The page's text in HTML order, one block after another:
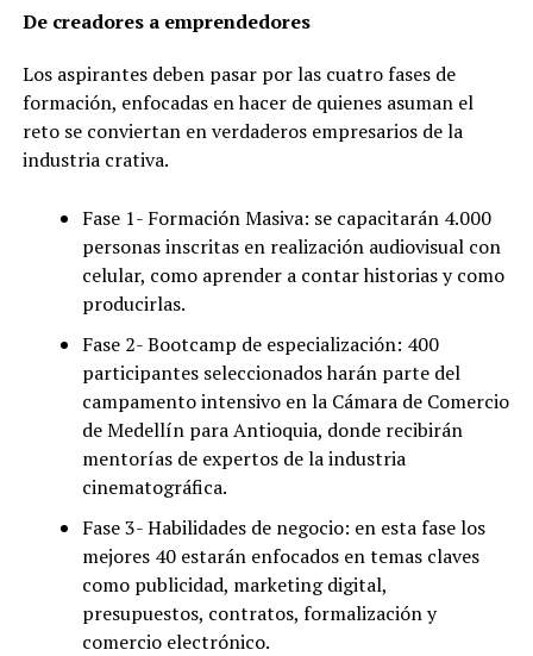
De creadores a emprendedores
Los aspirantes deben pasar por las cuatro fases de
formación, enfocadas en hacer de quienes asuman el
reto se conviertan en verdaderos empresarios de la
industria crativa.
Fase 1- Formación Masiva: se capacitarán 4.000
personas inscritas en realización audiovisual con
celular, como aprender a contar historias y como
producirlas.
Fase 2- Bootcamp de especialización: 400
participantes seleccionados harán parte del
campamento intensivo en la Cámara de Comercio
de Medellín para Antioquia, donde recibirán
mentorías de expertos de la industria
cinematográfica.
Fase 3- Habilidades de negocio: en esta fase los
mejores 40 estarán enfocados en temas claves
como publicidad, marketing digital,
presupuestos, contratos, formalización y
comercio electrónico.